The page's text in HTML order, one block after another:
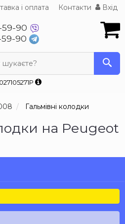
і оплата Контакти Вхід
90
90
шукаєте?
Гальмівні колодки
на Peugeot